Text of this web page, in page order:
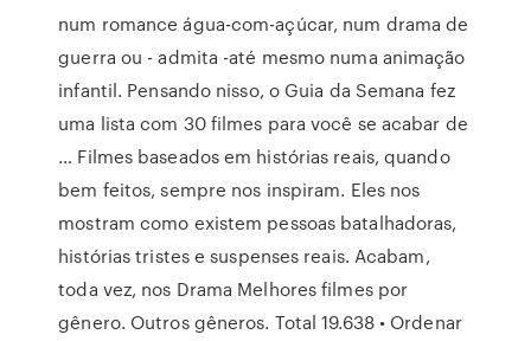
num romance água-com-açúcar, num drama de
guerra ou - admita -até mesmo numa animação
infantil. Pensando nisso, o Guia da Semana fez
uma lista com 30 filmes para você se acabar de
… Filmes baseados em histórias reais, quando
bem feitos, sempre nos inspiram. Eles nos
mostram como existem pessoas batalhadoras,
histórias tristes e suspenses reais. Acabam,
toda vez, nos Drama Melhores filmes por
gênero. Outros gêneros. Total 19.638 • Ordenar